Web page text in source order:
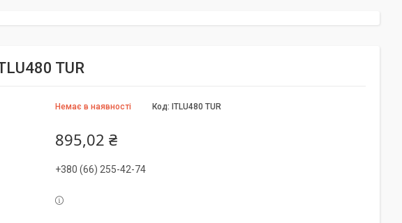
TUR
Немає в наявності Код: ITLU480 TUR
895,02 ₴
+380 (66) 255-42-74